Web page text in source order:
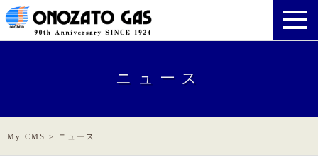
ニュース
My CMS > ニュース